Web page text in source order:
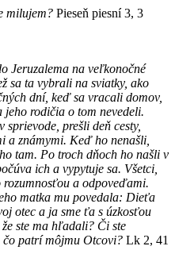
milujem? Pieseň piesní 3, 3
Jeruzalema na veľkonočné
sa ta vybrali na sviatky, ako
dní, keď sa vracali domov,
jeho rodičia o tom nevedeli.
sprievode, prešli deň cesty,
a známymi. Keď ho nenašli,
tam. Po troch dňoch ho našli v
ich a vypytuje sa. Všetci,
a odpoveďami.
matka mu povedala: Dieťa
otec a ja sme ťa s úzkosťou
ste ma hľadali? Či ste
čo patrí môjmu Otcovi? Lk 2, 41